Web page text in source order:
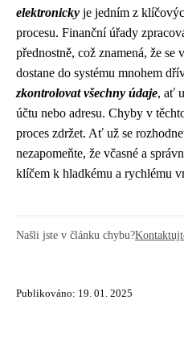
elektronicky je jedním z
procesu. Finanční úřady
přednostně, což znamená, že se
dostane do systému mnohem
zkontrolovat všechny údaje, ať
účtu nebo adresu. Chyby v
proces zdržet. Ať už se
nezapomeňte, že včasné a
klíčem k hladkému a rychlému
Našli jste v článku chybu?
Publikováno: 19. 01. 2025